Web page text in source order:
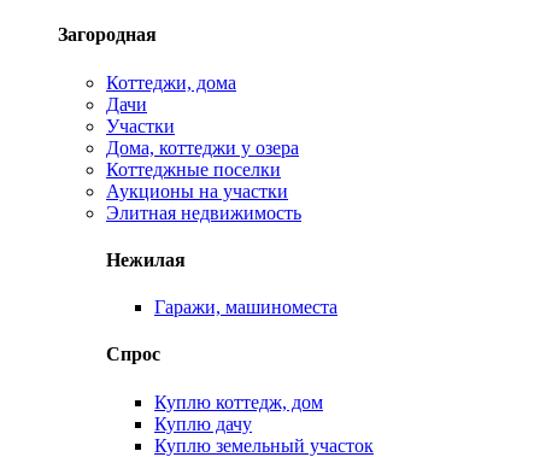
Загородная
Коттеджи, дома
Дачи
Участки
Дома, коттеджи у озера
Коттеджные поселки
Аукционы на участки
Элитная недвижимость
Нежилая
Гаражи, машиноместа
Спрос
Куплю коттедж, дом
Куплю дачу
Куплю земельный участок